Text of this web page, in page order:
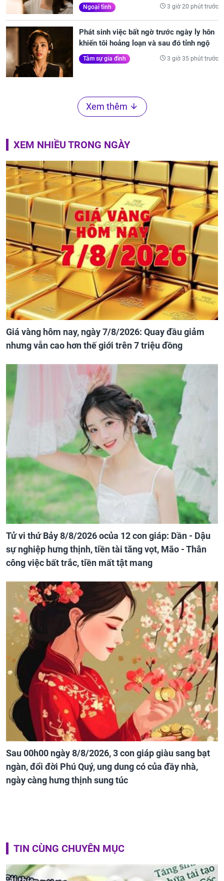
Ngoại tình 3 giờ 20 phút trước
Phát sinh việc bất ngờ trước ngày ly hôn
khiến tôi hoảng loạn và sau đó tỉnh ngộ
Tâm sự gia đình 3 giờ 35 phút trước
Xem thêm
XEM NHIỀU TRONG NGÀY
Giá vàng hôm nay, ngày 7/8/2026: Quay đầu giảm
nhưng vẫn cao hơn thế giới trên 7 triệu đồng
Tử vi thứ Bảy 8/8/2026 ocủa 12 con giáp: Dần - Dậu
sự nghiệp hưng thịnh, tiền tài tăng vọt, Mão - Thân
công việc bất trắc, tiền mất tật mang
Sau 00h00 ngày 8/8/2026, 3 con giáp giàu sang bạt
ngàn, đổi đời Phú Quý, ung dung có của đầy nhà,
ngày càng hưng thịnh sung túc
TIN CÙNG CHUYÊN MỤC